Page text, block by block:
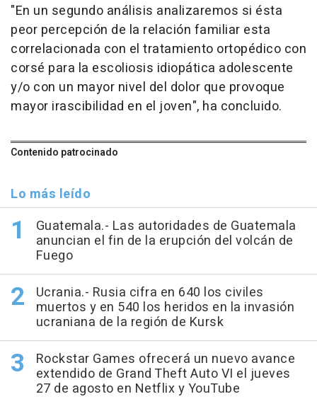
"En un segundo análisis analizaremos si ésta
peor percepción de la relación familiar esta
correlacionada con el tratamiento ortopédico con
corsé para la escoliosis idiopática adolescente
y/o con un mayor nivel del dolor que provoque
mayor irascibilidad en el joven", ha concluido.
Contenido patrocinado
Lo más leído
Guatemala.- Las autoridades de Guatemala
anuncian el fin de la erupción del volcán de
Fuego
Ucrania.- Rusia cifra en 640 los civiles
muertos y en 540 los heridos en la invasión
ucraniana de la región de Kursk
Rockstar Games ofrecerá un nuevo avance
extendido de Grand Theft Auto VI el jueves
27 de agosto en Netflix y YouTube